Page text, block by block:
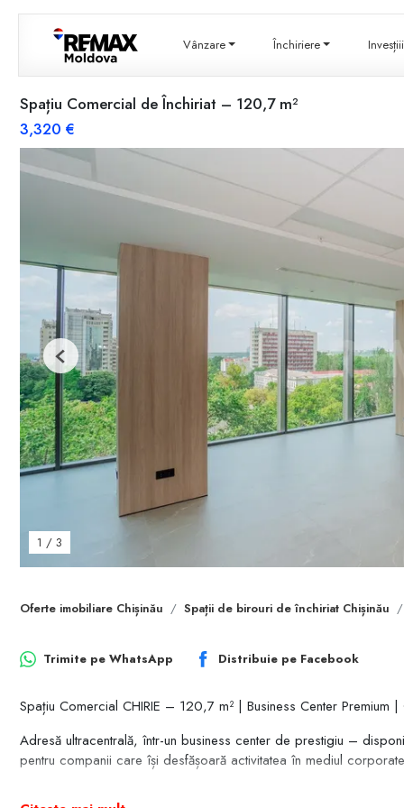
Vânzare Închiriere
Spațiu Comercial de Închiriat – 120,7 m²
3,320 €
1 / 3
Previous
Oferte imobiliare Chișinău Spații de birouri de închiriat Chișinău
Trimite pe WhatsApp Distribuie pe Facebook
Spațiu Comercial CHIRIE – 120,7 m² | Business Center Premium
Adresă ultracentrală, într-un business center de prestigiu –
pentru companii care își desfășoară activitatea în mediul